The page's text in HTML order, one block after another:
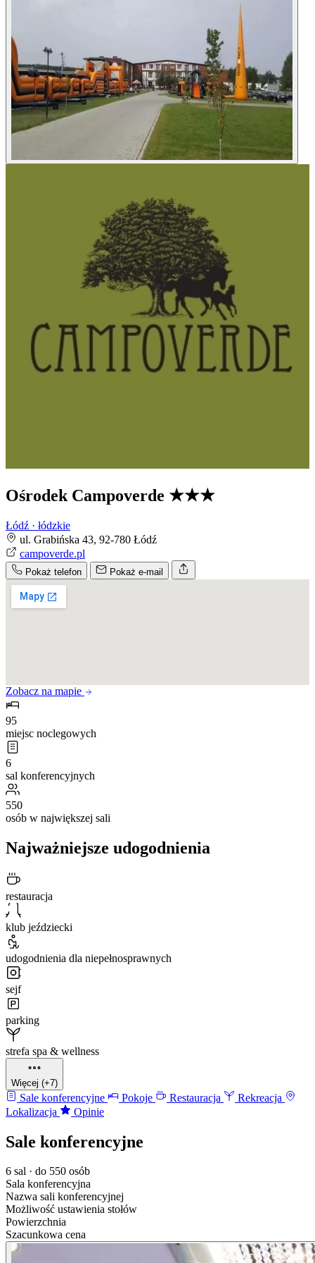
Ośrodek Campoverde ★★★
Łódź · łódzkie
ul. Grabińska 43, 92-780 Łódź
campoverde.pl
Pokaż telefon Pokaż e-mail
Zobacz na mapie
95
miejsc noclegowych
6
sal konferencyjnych
550
osób w największej sali
Najważniejsze udogodnienia
restauracja
klub jeździecki
udogodnienia dla niepełnosprawnych
sejf
parking
strefa spa & wellness
Więcej (+7)
Sale konferencyjne Pokoje Restauracja
Rekreacja
Lokalizacja
Opinie
Sale konferencyjne
6 sal · do 550 osób
Sala konferencyjna
Nazwa sali konferencyjnej
Możliwość ustawienia stołów
Powierzchnia
Szacunkowa cena